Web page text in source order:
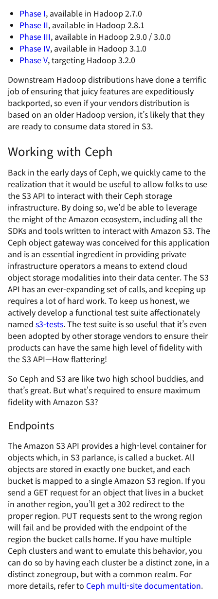
Phase I, available in Hadoop 2.7.0
Phase II, available in Hadoop 2.8.1
Phase III, available in Hadoop 2.9.0 / 3.0.0
Phase IV, available in Hadoop 3.1.0
Phase V, targeting Hadoop 3.2.0
Downstream Hadoop distributions have done a terrific
job of ensuring that juicy features are expeditiously
backported, so even if your vendors distribution is
based on an older Hadoop version, it’s likely that they
are ready to consume data stored in S3.
Working with Ceph
Back in the early days of Ceph, we quickly came to the
realization that it would be useful to allow folks to use
the S3 API to interact with their Ceph storage
infrastructure. By doing so, we’d be able to leverage
the might of the Amazon ecosystem, including all the
SDKs and tools written to interact with Amazon S3. The
Ceph object gateway was conceived for this application
and is an essential ingredient in providing private
infrastructure operators a means to extend cloud
object storage modalities into their data center. The S3
API has an ever-expanding set of calls, and keeping up
requires a lot of hard work. To keep us honest, we
actively develop a functional test suite affectionately
named s3-tests. The test suite is so useful that it’s even
been adopted by other storage vendors to ensure their
products can have the same high level of fidelity with
the S3 API—How flattering!
So Ceph and S3 are like two high school buddies, and
that’s great. But what's required to ensure maximum
fidelity with Amazon S3?
Endpoints
The Amazon S3 API provides a high-level container for
objects which, in S3 parlance, is called a bucket. All
objects are stored in exactly one bucket, and each
bucket is mapped to a single Amazon S3 region. If you
send a GET request for an object that lives in a bucket
in another region, you’ll get a 302 redirect to the
proper region. PUT requests sent to the wrong region
will fail and be provided with the endpoint of the
region the bucket calls home. If you have multiple
Ceph clusters and want to emulate this behavior, you
can do so by having each cluster be a distinct zone, in a
distinct zonegroup, but with a common realm. For
more details, refer to Ceph multi-site documentation.